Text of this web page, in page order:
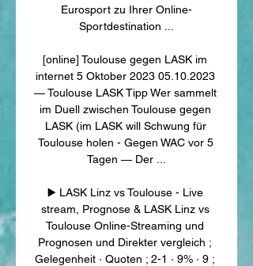
Eurosport zu Ihrer Online-
Sportdestination ...
[online] Toulouse gegen LASK im
internet 5 Oktober 2023 05.10.2023
— Toulouse LASK Tipp Wer sammelt
im Duell zwischen Toulouse gegen
LASK (im LASK will Schwung für
Toulouse holen - Gegen WAC vor 5
Tagen — Der ...
▶️ LASK Linz vs Toulouse - Live
stream, Prognose & LASK Linz vs
Toulouse Online-Streaming und
Prognosen und Direkter vergleich ;
Gelegenheit · Quoten ; 2-1 · 9% · 9 ;